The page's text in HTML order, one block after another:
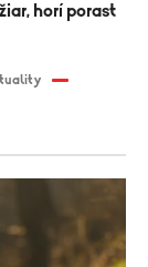
horí porast